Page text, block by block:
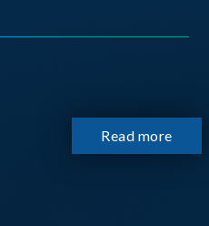
Implementers Forum)는 USB
시되고 있습니다. 스마트폰, 디지
라, 모바일 기기, 외장 스토리지,
Read more